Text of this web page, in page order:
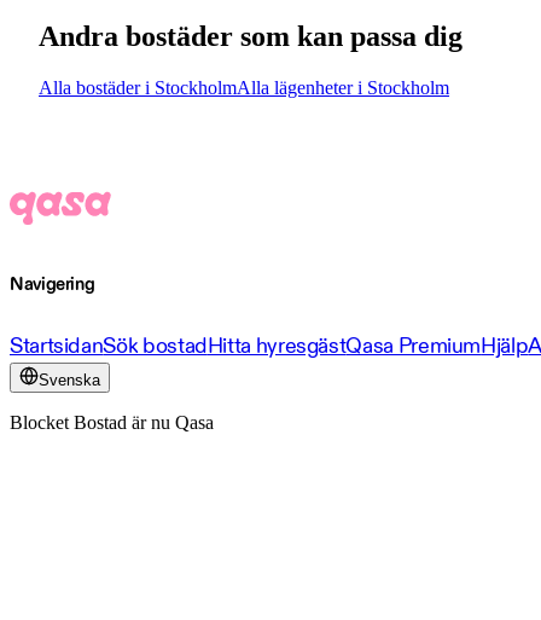
Andra bostäder som kan passa dig
Alla bostäder i StockholmAlla lägenheter i Stockholm
Navigering
StartsidanSök bostadHitta hyresgästQasa PremiumHjälp
Svenska
Blocket Bostad är nu Qasa